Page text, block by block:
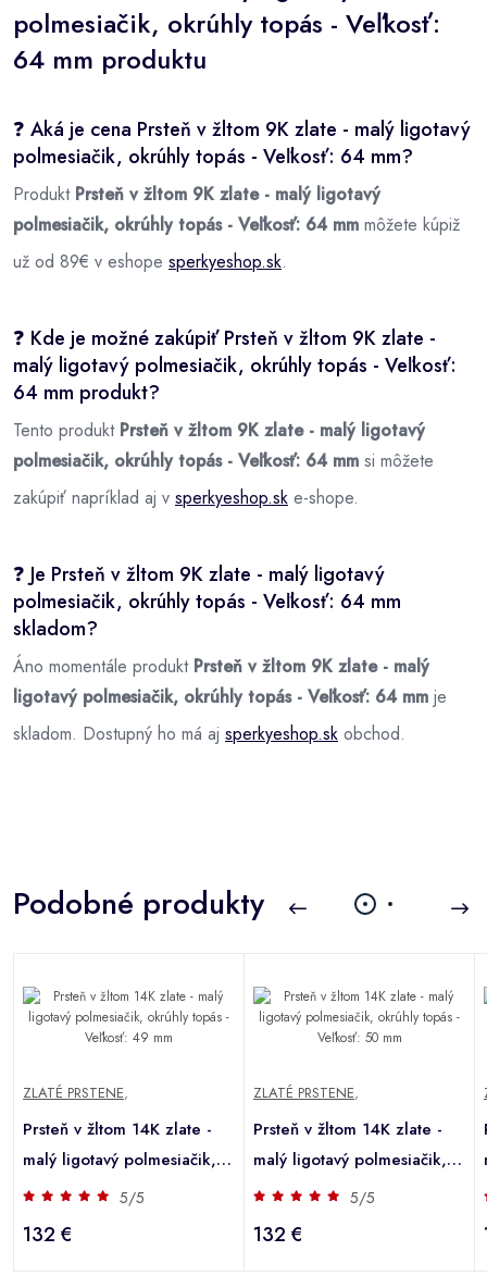
polmesiačik, okrúhly topás - Veľkosť:
64 mm produktu
❓ Aká je cena Prsteň v žltom 9K zlate - malý ligotavý
polmesiačik, okrúhly topás - Veľkosť: 64 mm?
Produkt Prsteň v žltom 9K zlate - malý ligotavý
polmesiačik, okrúhly topás - Veľkosť: 64 mm môžete kúpiž
už od 89€ v eshope sperkyeshop.sk.
❓ Kde je možné zakúpiť Prsteň v žltom 9K zlate -
malý ligotavý polmesiačik, okrúhly topás - Veľkosť:
64 mm produkt?
Tento produkt Prsteň v žltom 9K zlate - malý ligotavý
polmesiačik, okrúhly topás - Veľkosť: 64 mm si môžete
zakúpiť napríklad aj v sperkyeshop.sk e-shope.
❓ Je Prsteň v žltom 9K zlate - malý ligotavý
polmesiačik, okrúhly topás - Veľkosť: 64 mm
skladom?
Áno momentále produkt Prsteň v žltom 9K zlate - malý
ligotavý polmesiačik, okrúhly topás - Veľkosť: 64 mm je
skladom. Dostupný ho má aj sperkyeshop.sk obchod.
Podobné produkty
ZLATÉ PRSTENE,
Prsteň v žltom 14K zlate -
malý ligotavý polmesiačik,
okrúhly topás - Veľkosť: 49
mm
5/5
132 €
ZLATÉ PRSTENE,
Prsteň v žltom 14K zlate -
malý ligotavý polmesiačik,
okrúhly topás - Veľkosť: 50
mm
5/5
132 €